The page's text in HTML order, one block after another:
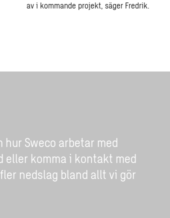
av i kommande projekt, säger Fredrik.
hur Sweco arbetar med
eller komma i kontakt med
nedslag bland allt vi gör